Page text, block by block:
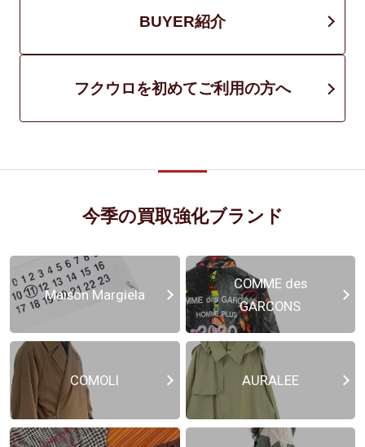
BUYER紹介
フクウロを初めてご利用の方へ
今季の買取強化ブランド
Maison Margiela
COMME des
GARCONS
COMOLI AURALEE